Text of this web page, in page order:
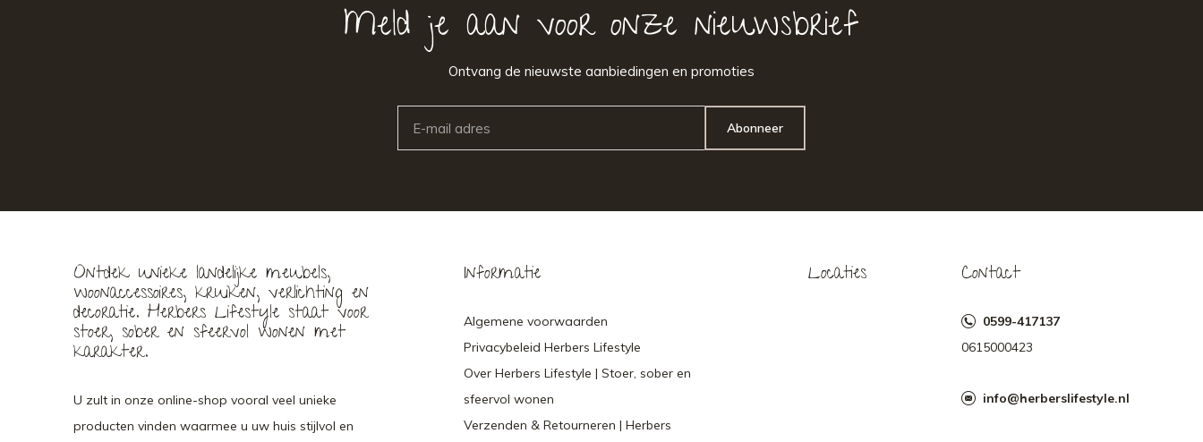
Meld je aan voor onze nieuwsbrief
Ontvang de nieuwste aanbiedingen en promoties
Abonneer
Ontdek unieke landelijke meubels,
woonaccessoires, kruiken, verlichting en
decoratie. Herbers Lifestyle staat voor
stoer, sober en sfeervol wonen met
karakter.
U zult in onze online-shop vooral veel unieke
producten vinden waarmee u uw huis stijlvol en
Informatie
Algemene voorwaarden
Privacybeleid Herbers Lifestyle
Over Herbers Lifestyle | Stoer, sober en
sfeervol wonen
Verzenden & Retourneren | Herbers
Locaties Contact
0599-417137
0615000423
info@herberslifestyle.nl